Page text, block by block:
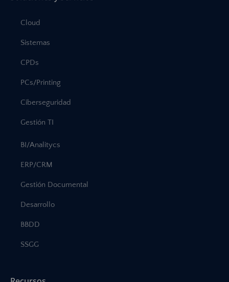
Cloud
Sistemas
CPDs
PCs/Printing
Ciberseguridad
Gestión TI
BI/Analitycs
ERP/CRM
Gestión Documental
Desarrollo
BBDD
SSGG